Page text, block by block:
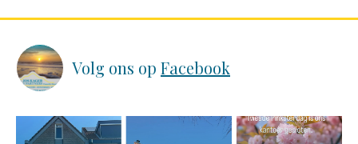
Volg ons op Facebook